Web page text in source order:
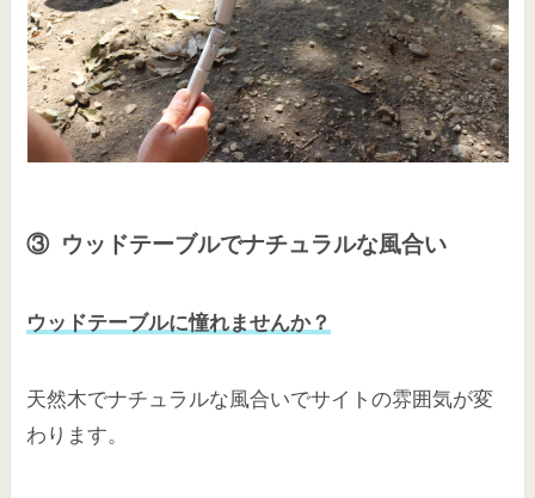
③ ウッドテーブルでナチュラルな風合い
ウッドテーブルに憧れませんか？
天然木でナチュラルな風合いでサイトの雰囲気が変
わります。